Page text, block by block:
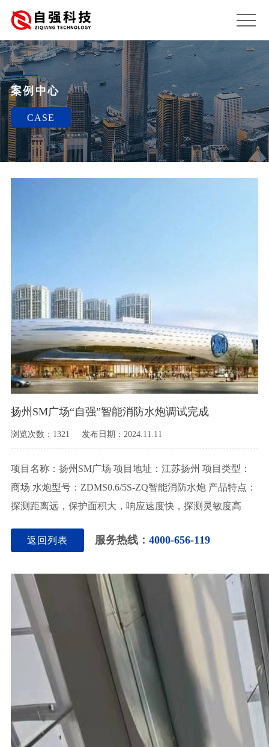
案例中心
CASE
扬州SM广场“自强”智能消防水炮调试完成
浏览次数：1321 发布日期：2024.11.11
项目名称：扬州SM广场 项目地址：江苏扬州 项目类型：
商场 水炮型号：ZDMS0.6/5S-ZQ智能消防水炮 产品特点：
探测距离远，保护面积大，响应速度快，探测灵敏度高
返回列表 服务热线： 4000-656-119